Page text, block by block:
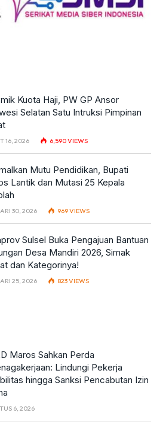
Kuota Haji, PW GP Ansor
Selatan Satu Intruksi Pimpinan
16, 2026 6,590VIEWS
Mutu Pendidikan, Bupati
Lantik dan Mutasi 25 Kepala
30, 2026 969VIEWS
Sulsel Buka Pengajuan Bantuan
Desa Mandiri 2026, Simak
dan Kategorinya!
25, 2026 823VIEWS
Maros Sahkan Perda
Lindungi Pekerja
hingga Sanksi Pencabutan Izin
6, 2026